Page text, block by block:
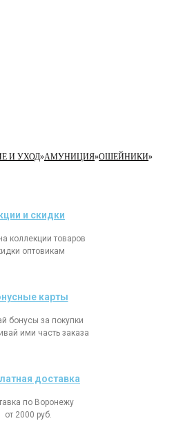
И УХОД»АМУНИЦИЯ»ОШЕЙНИКИ»
и скидки
коллекции товаров
оптовикам
карты
бонусы за покупки
ими часть заказа
доставка
по Воронежу
от 2000 руб.